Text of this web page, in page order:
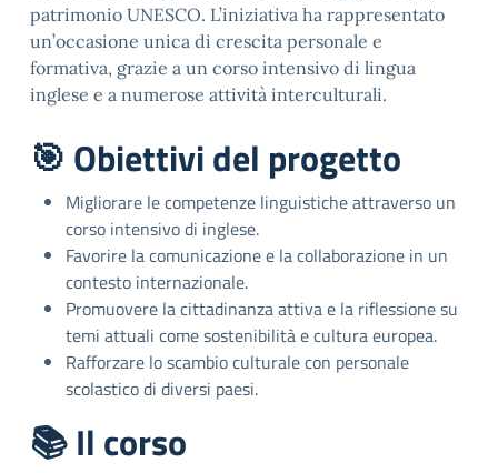
patrimonio UNESCO. L’iniziativa ha rappresentato
un’occasione unica di crescita personale e
formativa, grazie a un corso intensivo di lingua
inglese e a numerose attività interculturali.
🎯 Obiettivi del progetto
Migliorare le competenze linguistiche attraverso un
corso intensivo di inglese.
Favorire la comunicazione e la collaborazione in un
contesto internazionale.
Promuovere la cittadinanza attiva e la riflessione su
temi attuali come sostenibilità e cultura europea.
Rafforzare lo scambio culturale con personale
scolastico di diversi paesi.
📚 Il corso